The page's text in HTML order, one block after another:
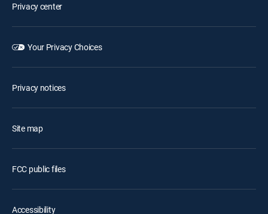
Privacy center
Your Privacy Choices
Privacy notices
Site map
FCC public files
Accessibility